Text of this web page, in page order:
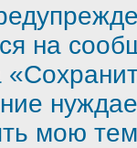
на
мою